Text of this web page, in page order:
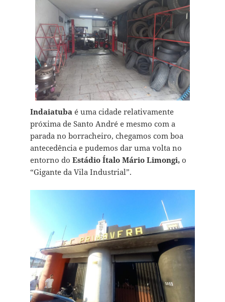
Indaiatuba é uma cidade relativamente
próxima de Santo André e mesmo com a
parada no borracheiro, chegamos com boa
antecedência e pudemos dar uma volta no
entorno do Estádio Ítalo Mário Limongi,o
“Gigante da Vila Industrial”.